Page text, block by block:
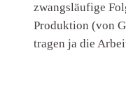
zwangsläufige
Produktion (von
tragen ja die